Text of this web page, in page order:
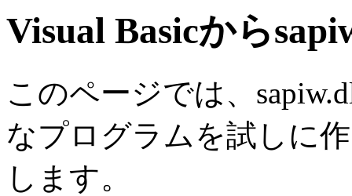
Visual Basicから
このページでは、
なプログラムを試しに
します。